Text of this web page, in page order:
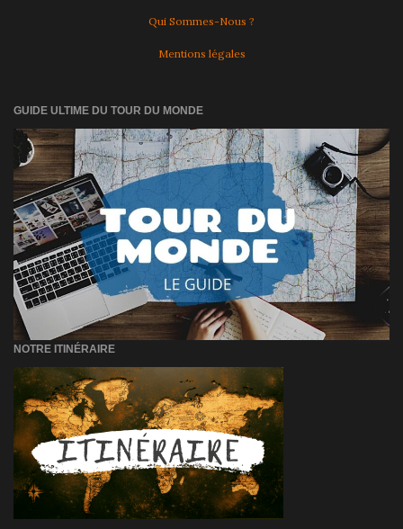
Qui Sommes-Nous ?
Mentions légales
GUIDE ULTIME DU TOUR DU MONDE
NOTRE ITINÉRAIRE